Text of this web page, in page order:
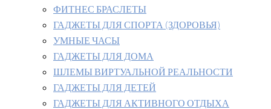
ФИТНЕС БРАСЛЕТЫ
ГАДЖЕТЫ ДЛЯ СПОРТА (ЗДОРОВЬЯ)
УМНЫЕ ЧАСЫ
ГАДЖЕТЫ ДЛЯ ДОМА
ШЛЕМЫ ВИРТУАЛЬНОЙ РЕАЛЬНОСТИ
ГАДЖЕТЫ ДЛЯ ДЕТЕЙ
ГАДЖЕТЫ ДЛЯ АКТИВНОГО ОТДЫХА